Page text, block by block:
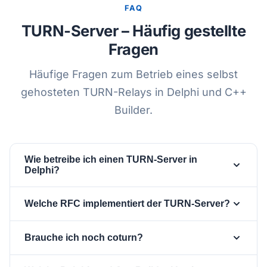
FAQ
TURN-Server – Häufig gestellte
Fragen
Häufige Fragen zum Betrieb eines selbst
gehosteten TURN-Relays in Delphi und C++
Builder.
Wie betreibe ich einen TURN-Server in
Delphi?
setzePort undRealm, liefere Passwörter pro
Benutzer aus dem
-Ereignis
und setze dannActive := True
verarbeitet dann Allocate, CreatePermission,
Welche RFC implementiert der TURN-Server?
Long-Term-Credentials mit MESSAGE-INTEGRITY
und rotiert Nonces automatisch. Er verweist
Brauche ich noch coturn?